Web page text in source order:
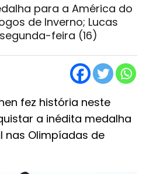
para a América do
de Inverno; Lucas
feira (16)
fez história neste
a inédita medalha
nas Olimpíadas de